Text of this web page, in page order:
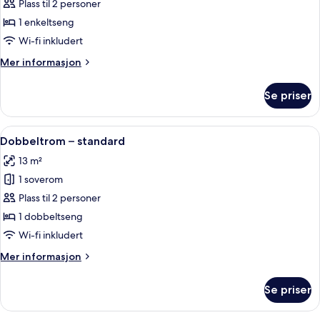
Tomannsrom
–
standard
Plass til 2 personer
1 enkeltseng
Wi-fi inkludert
Mer informasjon
Mer
–
standard
Se priser
Åpne
alle
bildene
av
Dobbeltrom
–
standard
Dobbeltrom – standard |
10
Dobbeltrom – standard
13 m²
1 soverom
Plass til 2 personer
1 dobbeltseng
Wi-fi inkludert
Mer informasjon
Mer
–
Se priser